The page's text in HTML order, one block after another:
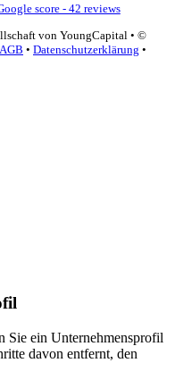
score - 42 reviews
von YoungCapital • ©
AGB • Datenschutzerklärung •
Sie ein Unternehmensprofil
davon entfernt, den